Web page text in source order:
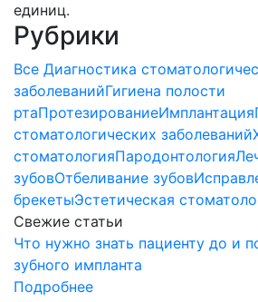
единиц.
Рубрики
Все Диагностика
заболеванийГигиена полости
ртаПротезированиеИмплантация
стоматологических заболеваний
стоматологияПародонтология
зубовОтбеливание зубов
брекетыЭстетическая
Свежие статьи
Что нужно знать пациенту до и
зубного импланта
Подробнее